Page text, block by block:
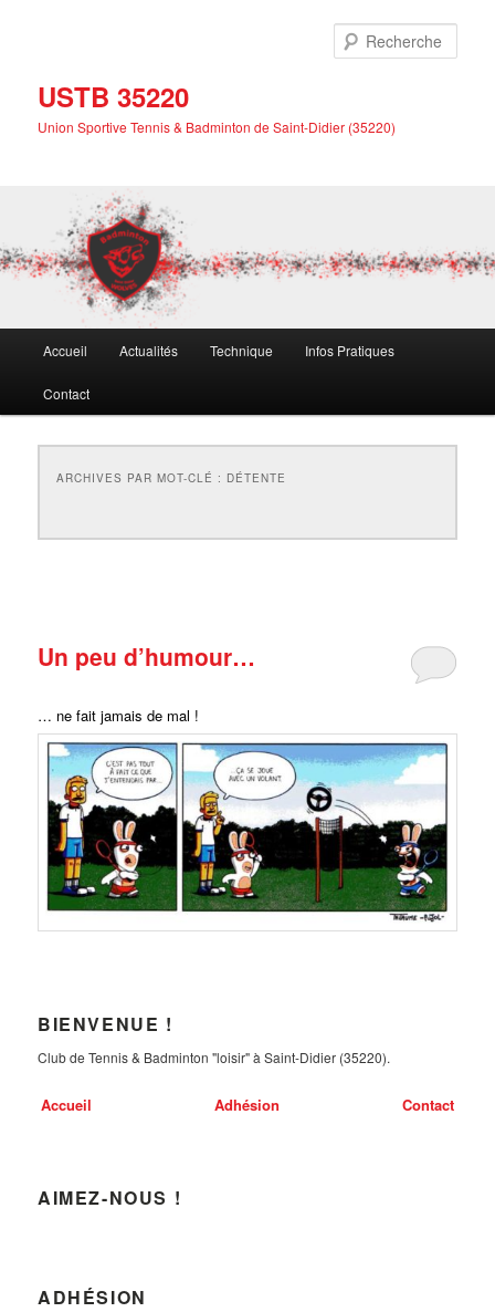
USTB 35220
Union Sportive Tennis & Badminton de Saint-Didier (35220)
principal
Accueil Actualités Technique Infos Pratiques
Contact
ARCHIVES PAR MOT-CLÉ : DÉTENTE
Un peu d’humour…
… ne fait jamais de mal !
BIENVENUE !
Club de Tennis & Badminton "loisir" à Saint-Didier (35220).
Accueil Adhésion Contact
AIMEZ-NOUS !
ADHÉSION